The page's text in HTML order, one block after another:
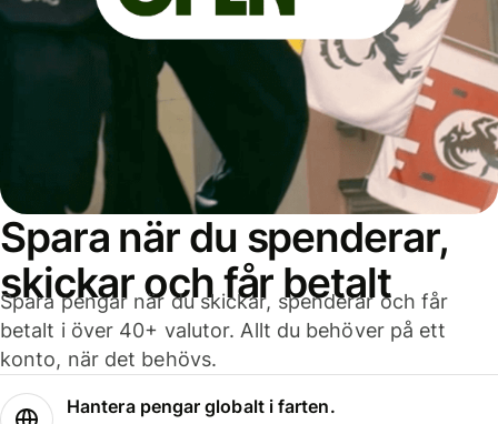
Spara när du spenderar,
skickar och får betalt
Spara pengar när du skickar, spenderar och får
betalt i över 40+ valutor. Allt du behöver på ett
konto, när det behövs.
Hantera pengar globalt i farten.